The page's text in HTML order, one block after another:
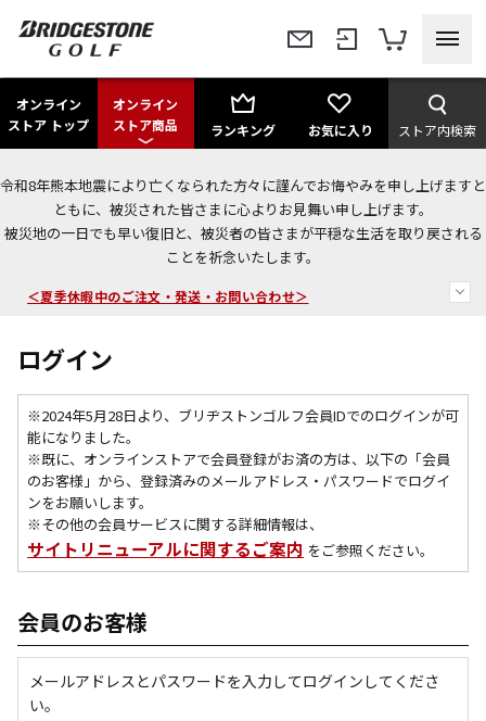
オンライン
ストア トップ
オンライン
ストア商品
ランキング お気に入り ストア内検索
令和8年熊本地震により亡くなられた方々に謹んでお悔やみを申し上げますと
ともに、被災された皆さまに心よりお見舞い申し上げます。
被災地の一日でも早い復旧と、被災者の皆さまが平穏な生活を取り戻される
ことを祈念いたします。
今なら新規会員登録で1,000円OFFクーポンプレゼント！
＜商品配送に関するお知らせ＞
＜夏季休暇中のご注文・発送・お問い合わせ＞
ログイン
※2024年5月28日より、ブリヂストンゴルフ会員IDでのログインが可
能になりました。
※既に、 オンラインストアで会員登録がお済の方は、以下の「会員
のお客様」から、登録済みのメールアドレス・パスワードでログイ
ンをお願いします。
※その他の会員サービスに関する詳細情報は、
サイトリニューアルに関するご案内 をご参照ください。
会員のお客様
メールアドレスとパスワードを入力してログインしてくださ
い。